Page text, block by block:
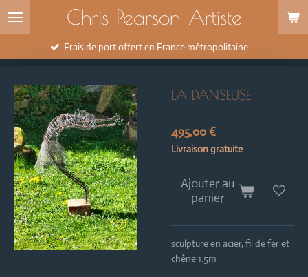
Passer
principal
Chris Pearson Artiste
Frais de port offert en France métropolitaine
LA DANSEUSE
495,00 €
Livraison gratuite
Ajouter au
panier
sculpture en acier, fil de fer et
chêne 1.5m